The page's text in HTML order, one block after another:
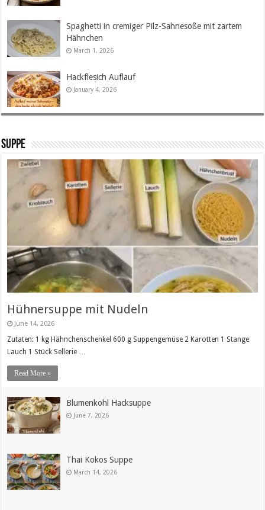
Spaghetti in cremiger Pilz-Sahnesoße mit zartem
Hähnchen
March 1, 2026
Hackflesich Auflauf
January 4, 2026
SUPPE
Hühnersuppe mit Nudeln
June 14, 2026
Zutaten: 1 kg Hähnchenschenkel 600 g Suppengemüse 2 Karotten 1 Stange
Lauch 1 Stück Sellerie …
Read More »
Blumenkohl Hacksuppe
June 7, 2026
Thai Kokos Suppe
March 14, 2026